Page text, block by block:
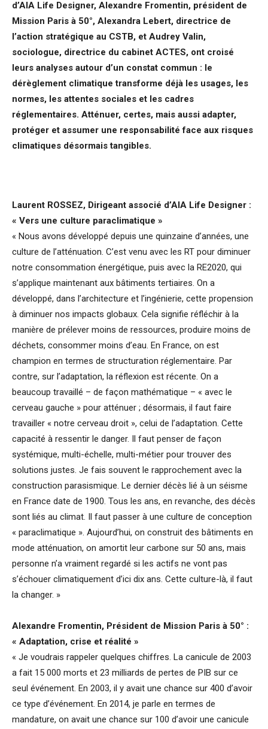
d’AIA Life Designer, Alexandre Fromentin, président de
Mission Paris à 50°, Alexandra Lebert, directrice de
l’action stratégique au CSTB, et Audrey Valin,
sociologue, directrice du cabinet ACTES, ont croisé
leurs analyses autour d’un constat commun : le
dérèglement climatique transforme déjà les usages, les
normes, les attentes sociales et les cadres
réglementaires. Atténuer, certes, mais aussi adapter,
protéger et assumer une responsabilité face aux risques
climatiques désormais tangibles.
Laurent ROSSEZ, Dirigeant associé d’AIA Life Designer :
« Vers une culture paraclimatique »
« Nous avons développé depuis une quinzaine d’années, une
culture de l’atténuation. C’est venu avec les RT pour diminuer
notre consommation énergétique, puis avec la RE2020, qui
s’applique maintenant aux bâtiments tertiaires. On a
développé, dans l’architecture et l’ingénierie, cette propension
à diminuer nos impacts globaux. Cela signifie réfléchir à la
manière de prélever moins de ressources, produire moins de
déchets, consommer moins d’eau. En France, on est
champion en termes de structuration réglementaire. Par
contre, sur l’adaptation, la réflexion est récente. On a
beaucoup travaillé – de façon mathématique – « avec le
cerveau gauche » pour atténuer ; désormais, il faut faire
travailler « notre cerveau droit », celui de l’adaptation. Cette
capacité à ressentir le danger. Il faut penser de façon
systémique, multi-échelle, multi-métier pour trouver des
solutions justes. Je fais souvent le rapprochement avec la
construction parasismique. Le dernier décès lié à un séisme
en France date de 1900. Tous les ans, en revanche, des décès
sont liés au climat. Il faut passer à une culture de conception
« paraclimatique ». Aujourd’hui, on construit des bâtiments en
mode atténuation, on amortit leur carbone sur 50 ans, mais
personne n’a vraiment regardé si les actifs ne vont pas
s’échouer climatiquement d’ici dix ans. Cette culture-là, il faut
la changer. »
Alexandre Fromentin, Président de Mission Paris à 50° :
« Adaptation, crise et réalité »
« Je voudrais rappeler quelques chiffres. La canicule de 2003
a fait 15 000 morts et 23 milliards de pertes de PIB sur ce
seul événement. En 2003, il y avait une chance sur 400 d’avoir
ce type d’événement. En 2014, je parle en termes de
mandature, on avait une chance sur 100 d’avoir une canicule